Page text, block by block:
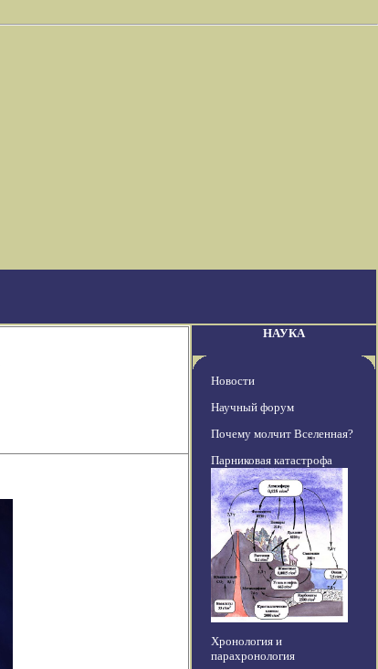
НАУКА
Новости
Научный форум
Почему молчит Вселенная?
Парниковая катастрофа
Хронология и
парахронология